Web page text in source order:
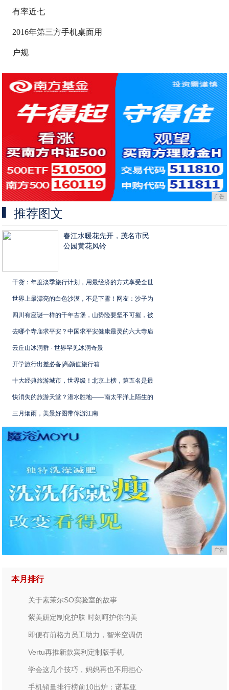
有率近七
2016年第三方手机桌面用
户规
广告
推荐图文
春江水暖花先开，茂名市民
公园黄花风铃
干货：年度淡季旅行计划，用最经济的方式享受全世
世界上最漂亮的白色沙漠，不是下雪！网友：沙子为
四川有座谜一样的千年古堡，山势险要坚不可摧，被
去哪个寺庙求平安？中国求平安健康最灵的六大寺庙
云丘山冰洞群 · 世界罕见冰洞奇景
开学旅行出差必备|高颜值旅行箱
十大经典旅游城市，世界级！北京上榜，第五名是最
快消失的旅游天堂？潜水胜地——南太平洋上陌生的
三月烟雨，美景好图带你游江南
广告
本月排行
关于素茉尔SO实验室的故事
紫美妍定制化护肤 时刻呵护你的美
即便有前格力员工助力，智米空调仍
Vertu再推新款宾利定制版手机
学会这几个技巧，妈妈再也不用担心
手机销量排行榜前10出炉：诺基亚